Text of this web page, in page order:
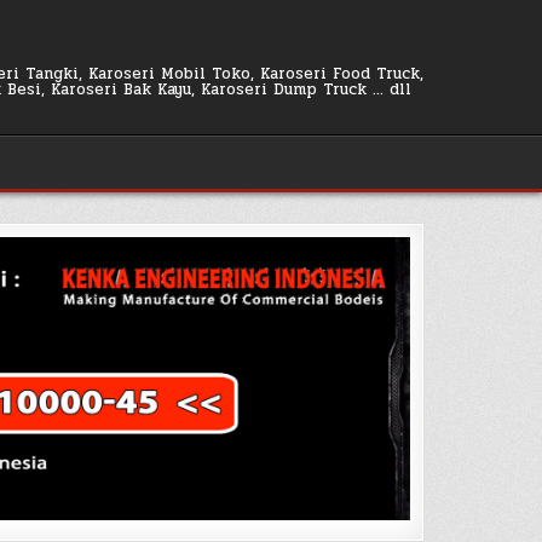
Tangki, Karoseri Mobil Toko, Karoseri Food Truck,
Karoseri Bak Kayu, Karoseri Dump Truck … dll